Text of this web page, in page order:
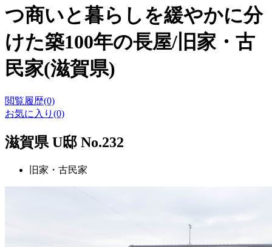
つ商いと暮らしを緩やかに分
けた築100年の長屋/旧家・古
民家(滋賀県)
閲覧履歴(0)
お気に入り(0)
滋賀県 U邸 No.232
旧家・古民家